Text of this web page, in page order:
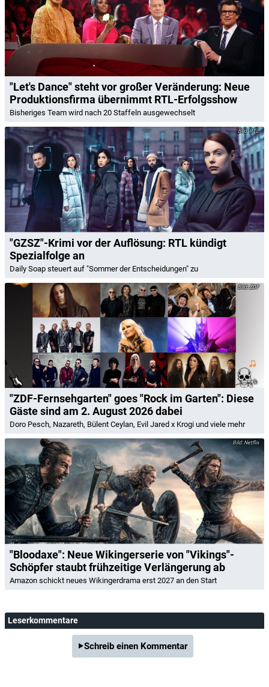
"Let's Dance" steht vor großer Veränderung: Neue
Produktionsfirma übernimmt RTL-Erfolgsshow
Bisheriges Team wird nach 20 Staffeln ausgewechselt
RTL
"GZSZ"-Krimi vor der Auflösung: RTL kündigt
Spezialfolge an
Daily Soap steuert auf "Sommer der Entscheidungen" zu
ZDF
"ZDF-Fernsehgarten" goes "Rock im Garten": Diese
Gäste sind am 2. August 2026 dabei
Doro Pesch, Nazareth, Bülent Ceylan, Evil Jared x Krogi und viele mehr
Netflix
"Bloodaxe": Neue Wikingerserie von "Vikings"-
Schöpfer staubt frühzeitige Verlängerung ab
Amazon schickt neues Wikingerdrama erst 2027 an den Start
Leserkommentare
Schreib einen Kommentar